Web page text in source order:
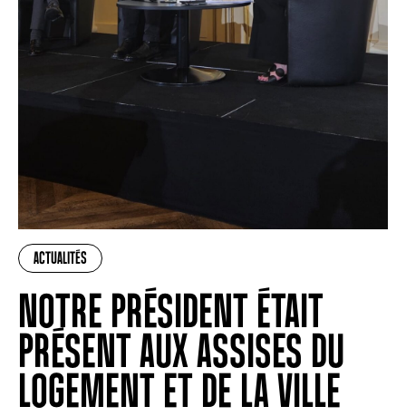
ACTUALITÉS
NOTRE PRÉSIDENT ÉTAIT
PRÉSENT AUX ASSISES DU
LOGEMENT ET DE LA VILLE